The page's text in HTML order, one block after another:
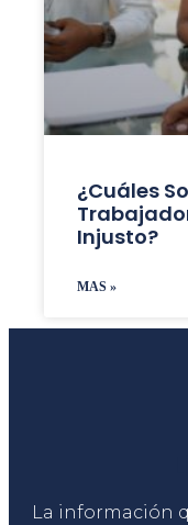
¿Cuáles
Injusto?
MAS »
La información